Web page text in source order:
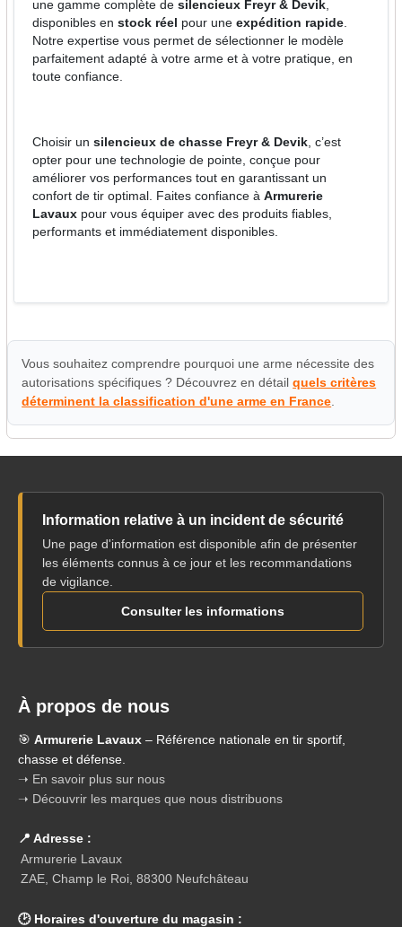
une gamme complète desilencieux Freyr & Devik
disponibles enstock réel pour uneexpédition rapide
Notre expertise vous permet de sélectionner le modèle
parfaitement adapté à votre arme et à votre pratique, en
toute confiance.
Choisir unsilencieux de chasse Freyr & Devik, c’est
opter pour une technologie de pointe, conçue pour
améliorer vos performances tout en garantissant un
confort de tir optimal. Faites confiance àArmurerie
Lavaux pour vous équiper avec des produits fiables,
performants et immédiatement disponibles.
Vous souhaitez comprendre pourquoi une arme nécessite des
autorisations spécifiques ? Découvrez en détailquels critères
déterminent la classification d'une arme en France
Information relative à un incident de sécurité
Une page d'information est disponible afin de présenter
les éléments connus à ce jour et les recommandations
de vigilance.
Consulter les informations
À propos de nous
🎯 Armurerie Lavaux – Référence nationale en tir sportif,
chasse et défense.
➝ En savoir plus sur nous
➝ Découvrir les marques que nous distribuons
📍 Adresse :
Armurerie Lavaux
ZAE, Champ le Roi, 88300 Neufchâteau
🕑 Horaires d'ouverture du magasin :